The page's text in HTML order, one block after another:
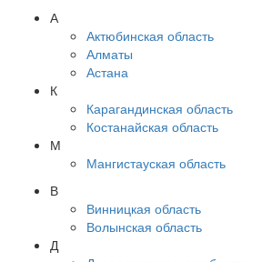
А
Актюбинская область
Алматы
Астана
К
Карагандинская область
Костанайская область
М
Мангистауская область
В
Винницкая область
Волынская область
Д